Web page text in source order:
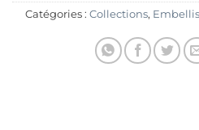
Catégories : Collections,